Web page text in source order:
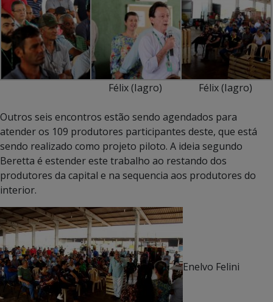
Félix (Iagro) Félix (Iagro)
Outros seis encontros estão sendo agendados para
atender os 109 produtores participantes deste, que está
sendo realizado como projeto piloto. A ideia segundo
Beretta é estender este trabalho ao restando dos
produtores da capital e na sequencia aos produtores do
interior.
Enelvo Felini